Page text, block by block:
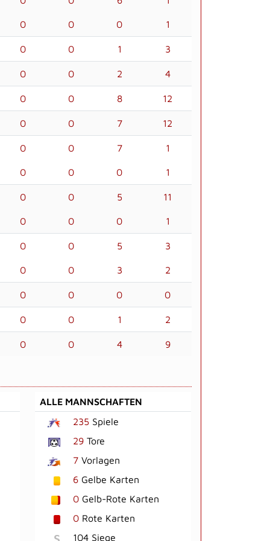
0 0 0 1
0 0 1 3
0 0 2 4
0 0 8 12
0 0 7 12
0 0 7 1
0 0 0 1
0 0 5 11
0 0 0 1
0 0 5 3
0 0 3 2
0 0 0 0
0 0 1 2
0 0 4 9
ALLE MANNSCHAFTEN
235 Spiele
29Tore
7Vorlagen
6Gelbe Karten
0Gelb-Rote Karten
0Rote Karten
104 Siege